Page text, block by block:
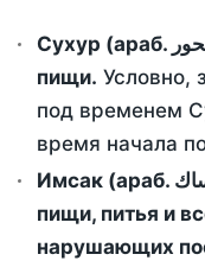
Сухур (араб. سحور) - это утренний прием
пищи. Условно,
под временем
время начала
Имсак (араб. إمساك) - воздержание от приема
пищи, питья и
нарушающих